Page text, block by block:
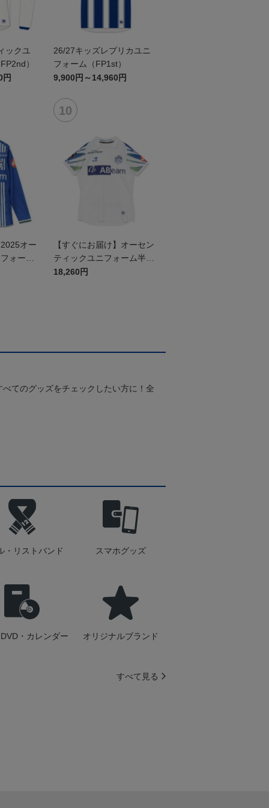
ックユ
）
円
26/27キッズレプリカユニ
フォーム（FP1st）
9,900円～14,960円
オー
ォーム
【すぐにお届け】オーセン
ティックユニフォーム半袖
（2026百年構想リーグ）F
18,260円
てのグッズをチェックしたい方に！全
・リストバンド スマホグッズ
・カレンダー オリジナルブランド
すべて見る